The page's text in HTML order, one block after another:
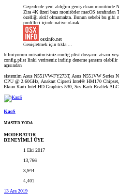
Geçenlerde yeni aldığım geniş ekran monitörde
Zira 4K üzeri bazı monitörler macOS
özelliği aktif olmamakta. Bunun sebebi bu gibi
profilleri içinde native olarak...
osxinfo.net
Genişletmek için tıkla ...
bilmiyorum müsaitmisiniz config.plist dosyamı atsam
config.plist linki verirseniz indirip deneme şansım olabilir
açısından
sistemim Asus N551VW-FY273T, Asus N551VW Series
CPU @ 2.60GHz, Anakart Cipseti Intel® HM170
Ekran Kartı Intel HD Graphics 530, Ses Kartı Realtek
KaoS
MASTER YODA
MODERATOR
DENEYİMLİ ÜYE
1 Eki 2017
13,766
3,944
4,401
13 Ara 2019